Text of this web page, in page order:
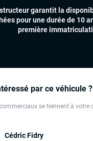
par ce véhicule ?
se tiennent à votre
Cédric Fidry
mains libres
garantit la
pour une durée de 10
première